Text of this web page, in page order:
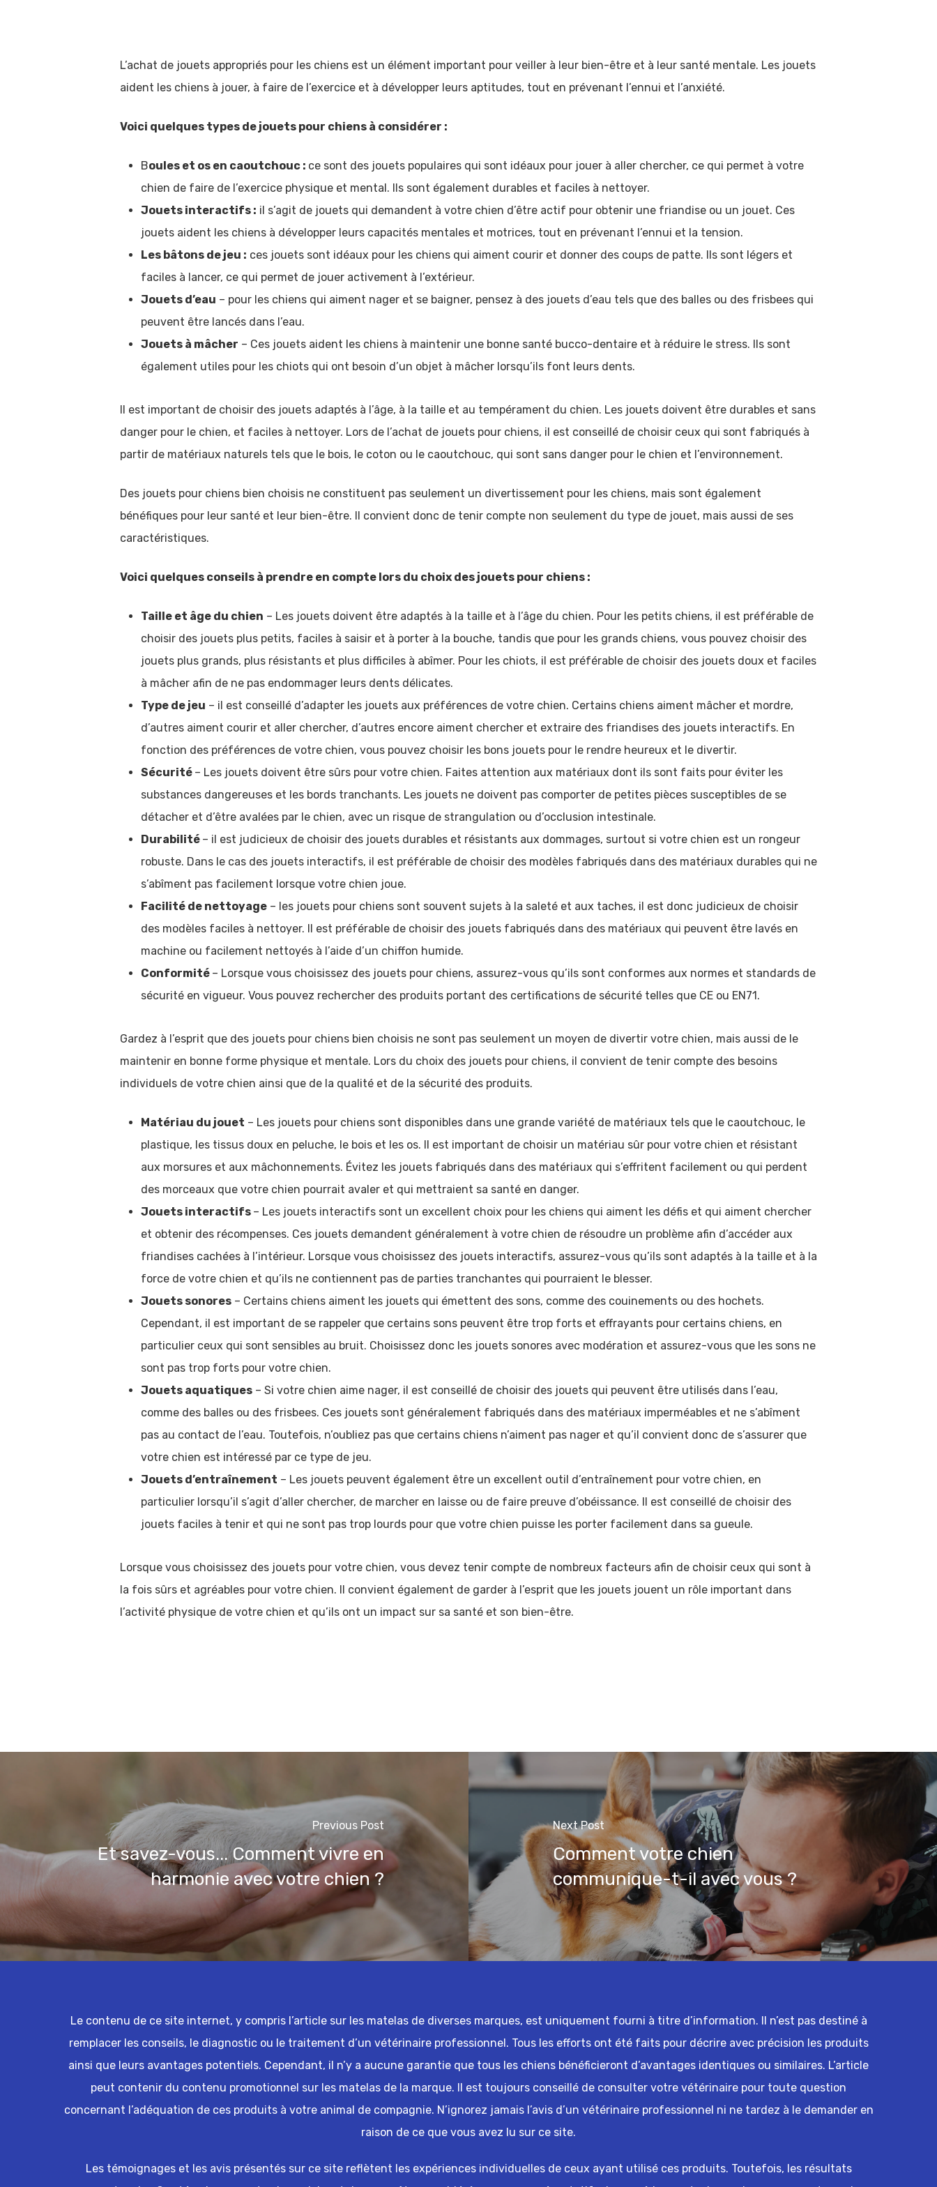
Hit enter to search or ESC to close
L’achat de jouets appropriés pour les chiens est un élément important pour veiller à leur bien-être et à leur santé mentale. Les jouets
aident les chiens à jouer, à faire de l’exercice et à développer leurs aptitudes, tout en prévenant l’ennui et l’anxiété.
Voici quelques types de jouets pour chiens à considérer :
Boules et os en caoutchouc : ce sont des jouets populaires qui sont idéaux pour jouer à aller chercher, ce qui permet à votre
chien de faire de l’exercice physique et mental. Ils sont également durables et faciles à nettoyer.
Jouets interactifs : il s’agit de jouets qui demandent à votre chien d’être actif pour obtenir une friandise ou un jouet. Ces
jouets aident les chiens à développer leurs capacités mentales et motrices, tout en prévenant l’ennui et la tension.
Les bâtons de jeu : ces jouets sont idéaux pour les chiens qui aiment courir et donner des coups de patte. Ils sont légers et
faciles à lancer, ce qui permet de jouer activement à l’extérieur.
Jouets d’eau – pour les chiens qui aiment nager et se baigner, pensez à des jouets d’eau tels que des balles ou des frisbees qui
peuvent être lancés dans l’eau.
Jouets à mâcher – Ces jouets aident les chiens à maintenir une bonne santé bucco-dentaire et à réduire le stress. Ils sont
également utiles pour les chiots qui ont besoin d’un objet à mâcher lorsqu’ils font leurs dents.
Il est important de choisir des jouets adaptés à l’âge, à la taille et au tempérament du chien. Les jouets doivent être durables et sans
danger pour le chien, et faciles à nettoyer. Lors de l’achat de jouets pour chiens, il est conseillé de choisir ceux qui sont fabriqués à
partir de matériaux naturels tels que le bois, le coton ou le caoutchouc, qui sont sans danger pour le chien et l’environnement.
Des jouets pour chiens bien choisis ne constituent pas seulement un divertissement pour les chiens, mais sont également
bénéfiques pour leur santé et leur bien-être. Il convient donc de tenir compte non seulement du type de jouet, mais aussi de ses
caractéristiques.
Voici quelques conseils à prendre en compte lors du choix des jouets pour chiens :
Taille et âge du chien – Les jouets doivent être adaptés à la taille et à l’âge du chien. Pour les petits chiens, il est préférable de
choisir des jouets plus petits, faciles à saisir et à porter à la bouche, tandis que pour les grands chiens, vous pouvez choisir des
jouets plus grands, plus résistants et plus difficiles à abîmer. Pour les chiots, il est préférable de choisir des jouets doux et faciles
à mâcher afin de ne pas endommager leurs dents délicates.
Type de jeu – il est conseillé d’adapter les jouets aux préférences de votre chien. Certains chiens aiment mâcher et mordre,
d’autres aiment courir et aller chercher, d’autres encore aiment chercher et extraire des friandises des jouets interactifs. En
fonction des préférences de votre chien, vous pouvez choisir les bons jouets pour le rendre heureux et le divertir.
Sécurité – Les jouets doivent être sûrs pour votre chien. Faites attention aux matériaux dont ils sont faits pour éviter les
substances dangereuses et les bords tranchants. Les jouets ne doivent pas comporter de petites pièces susceptibles de se
détacher et d’être avalées par le chien, avec un risque de strangulation ou d’occlusion intestinale.
Durabilité – il est judicieux de choisir des jouets durables et résistants aux dommages, surtout si votre chien est un rongeur
robuste. Dans le cas des jouets interactifs, il est préférable de choisir des modèles fabriqués dans des matériaux durables qui ne
s’abîment pas facilement lorsque votre chien joue.
Facilité de nettoyage – les jouets pour chiens sont souvent sujets à la saleté et aux taches, il est donc judicieux de choisir
des modèles faciles à nettoyer. Il est préférable de choisir des jouets fabriqués dans des matériaux qui peuvent être lavés en
machine ou facilement nettoyés à l’aide d’un chiffon humide.
Conformité – Lorsque vous choisissez des jouets pour chiens, assurez-vous qu’ils sont conformes aux normes et standards de
sécurité en vigueur. Vous pouvez rechercher des produits portant des certifications de sécurité telles que CE ou EN71.
Gardez à l’esprit que des jouets pour chiens bien choisis ne sont pas seulement un moyen de divertir votre chien, mais aussi de le
maintenir en bonne forme physique et mentale. Lors du choix des jouets pour chiens, il convient de tenir compte des besoins
individuels de votre chien ainsi que de la qualité et de la sécurité des produits.
Matériau du jouet – Les jouets pour chiens sont disponibles dans une grande variété de matériaux tels que le caoutchouc, le
plastique, les tissus doux en peluche, le bois et les os. Il est important de choisir un matériau sûr pour votre chien et résistant
aux morsures et aux mâchonnements. Évitez les jouets fabriqués dans des matériaux qui s’effritent facilement ou qui perdent
des morceaux que votre chien pourrait avaler et qui mettraient sa santé en danger.
Jouets interactifs – Les jouets interactifs sont un excellent choix pour les chiens qui aiment les défis et qui aiment chercher
et obtenir des récompenses. Ces jouets demandent généralement à votre chien de résoudre un problème afin d’accéder aux
friandises cachées à l’intérieur. Lorsque vous choisissez des jouets interactifs, assurez-vous qu’ils sont adaptés à la taille et à la
force de votre chien et qu’ils ne contiennent pas de parties tranchantes qui pourraient le blesser.
Jouets sonores – Certains chiens aiment les jouets qui émettent des sons, comme des couinements ou des hochets.
Cependant, il est important de se rappeler que certains sons peuvent être trop forts et effrayants pour certains chiens, en
particulier ceux qui sont sensibles au bruit. Choisissez donc les jouets sonores avec modération et assurez-vous que les sons ne
sont pas trop forts pour votre chien.
Jouets aquatiques – Si votre chien aime nager, il est conseillé de choisir des jouets qui peuvent être utilisés dans l’eau,
comme des balles ou des frisbees. Ces jouets sont généralement fabriqués dans des matériaux imperméables et ne s’abîment
pas au contact de l’eau. Toutefois, n’oubliez pas que certains chiens n’aiment pas nager et qu’il convient donc de s’assurer que
votre chien est intéressé par ce type de jeu.
Jouets d’entraînement – Les jouets peuvent également être un excellent outil d’entraînement pour votre chien, en
particulier lorsqu’il s’agit d’aller chercher, de marcher en laisse ou de faire preuve d’obéissance. Il est conseillé de choisir des
jouets faciles à tenir et qui ne sont pas trop lourds pour que votre chien puisse les porter facilement dans sa gueule.
Lorsque vous choisissez des jouets pour votre chien, vous devez tenir compte de nombreux facteurs afin de choisir ceux qui sont à
la fois sûrs et agréables pour votre chien. Il convient également de garder à l’esprit que les jouets jouent un rôle important dans
l’activité physique de votre chien et qu’ils ont un impact sur sa santé et son bien-être.
Previous Post
Et savez-vous... Comment vivre en
harmonie avec votre chien ?
Next Post
Comment votre chien
communique-t-il avec vous ?
Le contenu de ce site internet, y compris l’article sur les matelas de diverses marques, est uniquement fourni à titre d’information. Il n’est pas destiné à
remplacer les conseils, le diagnostic ou le traitement d’un vétérinaire professionnel. Tous les efforts ont été faits pour décrire avec précision les produits
ainsi que leurs avantages potentiels. Cependant, il n’y a aucune garantie que tous les chiens bénéficieront d’avantages identiques ou similaires. L’article
peut contenir du contenu promotionnel sur les matelas de la marque. Il est toujours conseillé de consulter votre vétérinaire pour toute question
concernant l’adéquation de ces produits à votre animal de compagnie. N’ignorez jamais l’avis d’un vétérinaire professionnel ni ne tardez à le demander en
raison de ce que vous avez lu sur ce site.
Les témoignages et les avis présentés sur ce site reflètent les expériences individuelles de ceux ayant utilisé ces produits. Toutefois, les résultats